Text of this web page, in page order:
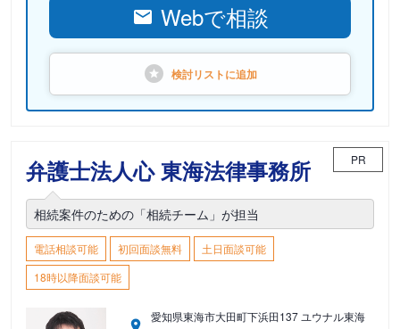
Webで相談
検討リストに追加
弁護士法人心 東海法律事務所 PR
相続案件のための「相続チーム」が担当
電話相談可能 初回面談無料
土日面談可能
18時以降面談可能
愛知県東海市大田町下浜田137 ユウナル東海